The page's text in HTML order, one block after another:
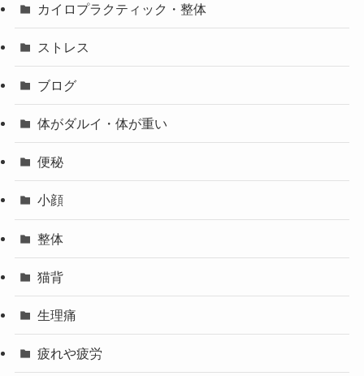
カイロプラクティック・整体
ストレス
ブログ
体がダルイ・体が重い
便秘
小顔
整体
猫背
生理痛
疲れや疲労